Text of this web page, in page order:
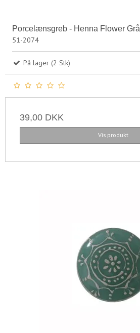
Porcelænsgreb - Henna Flower Grå
51-2074
På lager (2 Stk)
39,00 DKK
Vis produkt